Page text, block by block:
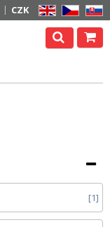
EN CZ SK
CZK
1